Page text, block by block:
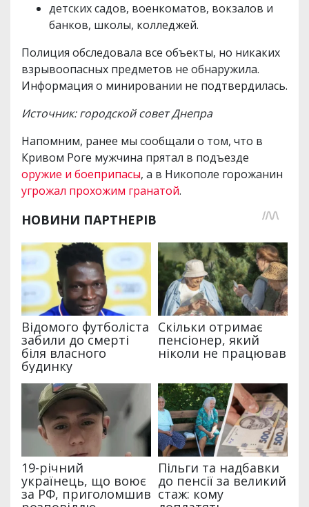
детских садов, военкоматов, вокзалов и
банков, школы, колледжей.
Полиция обследовала все объекты, но никаких
взрывоопасных предметов не обнаружила.
Информация о минировании не подтвердилась.
Источник: городской совет Днепра
Напомним, ранее мы сообщали о том, что в
Кривом Роге мужчина прятал в подъезде
оружие и боеприпасы, а в Никополе горожанин
угрожал прохожим гранатой.